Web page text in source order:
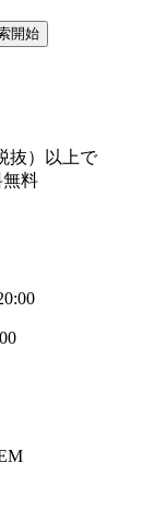
抜）以上で
料